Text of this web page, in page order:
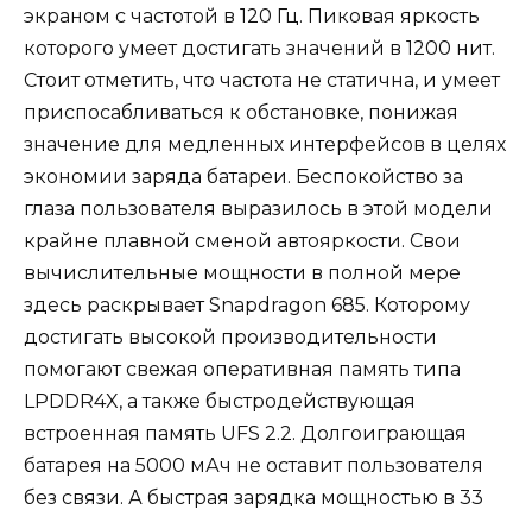
экраном с частотой в 120 Гц. Пиковая яркость
которого умеет достигать значений в 1200 нит.
Стоит отметить, что частота не статична, и умеет
приспосабливаться к обстановке, понижая
значение для медленных интерфейсов в целях
экономии заряда батареи. Беспокойство за
глаза пользователя выразилось в этой модели
крайне плавной сменой автояркости. Свои
вычислительные мощности в полной мере
здесь раскрывает Snapdragon 685. Которому
достигать высокой производительности
помогают свежая оперативная память типа
LPDDR4X, а также быстродействующая
встроенная память UFS 2.2. Долгоиграющая
батарея на 5000 мАч не оставит пользователя
без связи. А быстрая зарядка мощностью в 33